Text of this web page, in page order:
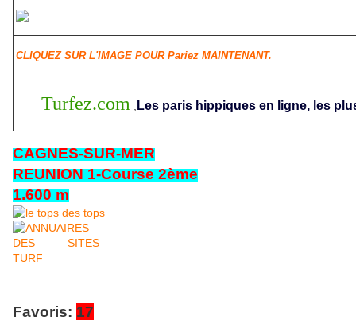
CLIQUEZ SUR L'IMAGE POUR Pariez MAINTENANT.
Turfez.com Les paris hippiques en ligne, les
CAGNES-SUR-MER
REUNION 1-Course 2ème
1.600 m
Favoris: 17